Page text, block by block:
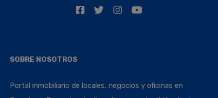
SOBRE NOSOTROS
Portal inmobiliario de locales, negocios y oficinas en